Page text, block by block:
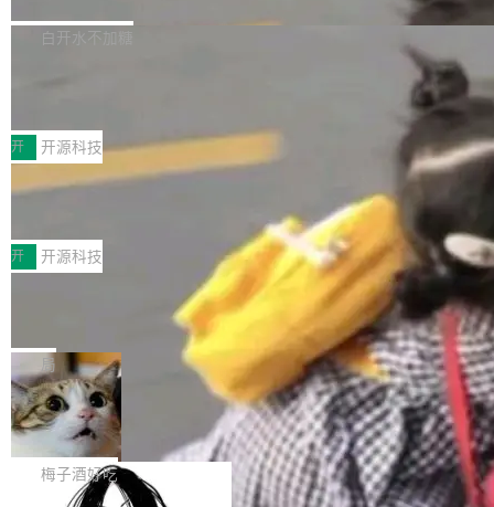
个主 agent 循环，外加一组后台 agent。这些后
库，并将作为transport接入Mooncake TENT。
MPComm将作为一种传输引擎接入Mooncake T
ENT，实现零拷贝传输性能提升30%、非零拷贝
传输性能最高提升5倍。UCL-MPComm底层基
于自研UCL-Engine通信引擎，后续腾讯网平将
持续开源更多基于UCL-Engine的高性能通信组
件。 腾讯网平团队在UCL-MPComm中实现了一
个独立于业务线程的全局通信引擎（Engine），
白开水不加糖
型案例入选名单》，深信服“面向企业研发场景的
开源 AI 编程平台 CoStrict 应用”凭借卓越的技术
创新与落地成效成功入选。 全链路私有化部署，
助力企业AI研发安全落地 当前，越来越多企业已
经开始引入 AI Coding 工具，通过调用公有云模
型或企业内部部署模型提升研发效率。但随着 AI
Coding 从个人辅助工具逐步走向团队级、组织
级应用，企业在规模化落地过程中，对安全性、
可控性和代码质量提出了更高要求。 首先是数据
安全与合规要求。对于大多数普通研发场景，公
有云模型能够满足快速试用和效率提升的需求。
但对于金融、能源、医疗等对数据安全要求较...
开 开源科技
深信服AI算力网关入选工信部人工智能
前不久，工业和信息化部正式发布《2025年人工
智能应用典型案例名单》，集中展示人工智能在
各领域的应用成果，覆盖技术底座、行业赋能、
产品应用、支撑保障、专题等五大方向。深信服
AI算力网关（AI创新平台）成功入选！ 随着各行
各业的Agent走向规模化建设，算力构成形态逐
渐丰富，用户关注的重点也在发生变化：不只是
让AI用起来，还要进一步看清混合算力时代下，
Token花在哪里、算力是否被充分利用，以及持
续增长的AI成本该如何优化。 深信服AI算力网关
正是围绕这些实际问题，从Token治理和成本治
开 开源科技
Jeff Dean 离开 Google：一个时代的结
束，一个实验室的开始
Google 员工编号 20。MapReduce 作者之一。
Bigtable 作者之一。TensorFlow 的作者之一。
Gemini 的架构师。Google 首席科学家。 Jeff D
ean 在 Google 工作了 27 年后，宣布离职。 他
不是一个人走。一同离开的还有 Sanjay Ghema
wat（Google 员工编号 23，Jeff Dean 二十多
年的编程搭档，MapReduce 和 Bigtable 的共同
局
🔥 SolonCode v2026.8.4 发布：界面
字体可调、22 种语言、记忆搜索增强
打开终端就能上岗的全中文编码智能体，这一轮
把「看得清、用母语、记得住」三件事一次补
齐。 SolonCode 是什么 SolonCode 是杭州无
梅子酒好吃